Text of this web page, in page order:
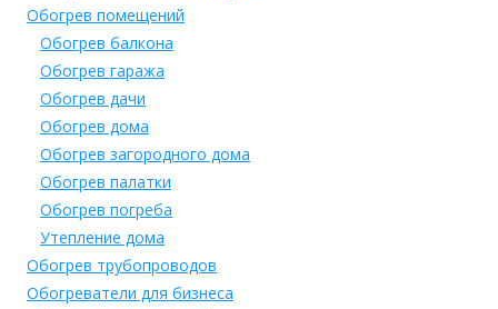
Обогрев помещений
Обогрев балкона
Обогрев гаража
Обогрев дачи
Обогрев дома
Обогрев загородного дома
Обогрев палатки
Обогрев погреба
Утепление дома
Обогрев трубопроводов
Обогреватели для бизнеса